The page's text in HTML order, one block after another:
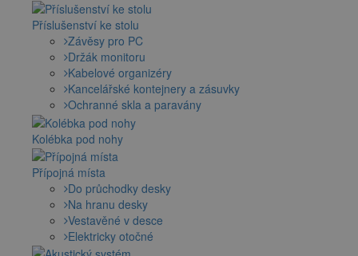
Příslušenství ke stolu
Závěsy pro PC
Držák monitoru
Kabelové organizéry
Kancelářské kontejnery a zásuvky
Ochranné skla a paravány
Kolébka pod nohy
Přípojná místa
Do průchodky desky
Na hranu desky
Vestavěné v desce
Elektricky otočné